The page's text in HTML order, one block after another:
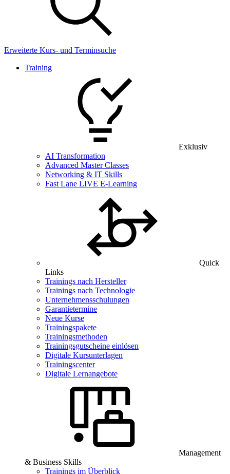
Erweiterte Kurs- und Terminsuche
Training
Exklusiv
AI Transformation
Advanced Master Classes
Networking & IT Skills
Fast Lane LIVE E-Learning
Quick
Links
Trainings nach Hersteller
Trainings nach Technologie
Unternehmensschulungen
Garantietermine
Neue Kurse
Trainingspakete
Trainingsmethoden
Trainingsgutscheine einlösen
Digitale Kursunterlagen
Trainingscenter
Digitale Lernangebote
Management
& Business Skills
Trainings im Überblick